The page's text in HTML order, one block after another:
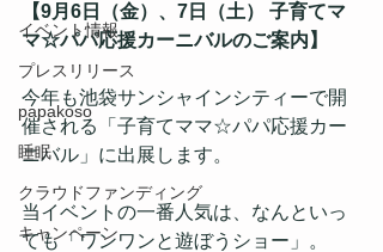
イベント情報
プレスリリース
papakoso
睡眠
クラウドファンディング
キャンペーン
【9月6日（金）、7日（土） 子育てマ
マ☆パパ応援カーニバルのご案内】
今年も池袋サンシャインシティーで開
催される「子育てママ☆パパ応援カー
ニバル」に出展します。
当イベントの一番人気は、なんといっ
ても「ワンワンと遊ぼうショー」。